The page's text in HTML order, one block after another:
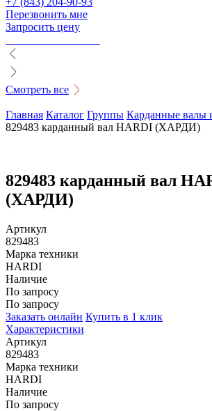
Перезвонить мне
Запросить цену
Смотреть все
Главная Каталог Группы Карданные валы
829483 карданный вал HARDI (ХАРДИ)
829483 карданный вал
(ХАРДИ)
Артикул
829483
Марка техники
HARDI
Наличие
По запросу
По запросу
Заказать онлайн Купить в 1 клик
Характеристики
Артикул
829483
Марка техники
HARDI
Наличие
По запросу